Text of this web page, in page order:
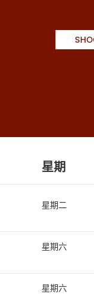
星期
星期二
星期六
星期六